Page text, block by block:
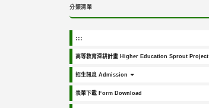
分類清單
:::
高等教育深耕計畫 Higher Education Sprout Project
招生訊息 Admission
表單下載 Form Download